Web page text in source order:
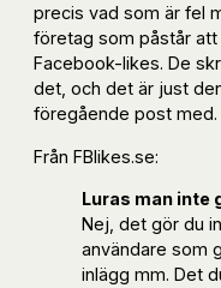
precis vad som är fel
företag som påstår
Facebook-likes. De
det, och det är just
föregående post med.
Från FBlikes.se:
Luras man inte
Nej, det gör du
användare som
inlägg mm. Det